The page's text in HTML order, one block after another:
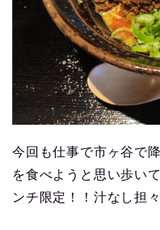
今回も仕事で市ヶ谷で
を食べようと思い歩い
ンチ限定！！汁なし担